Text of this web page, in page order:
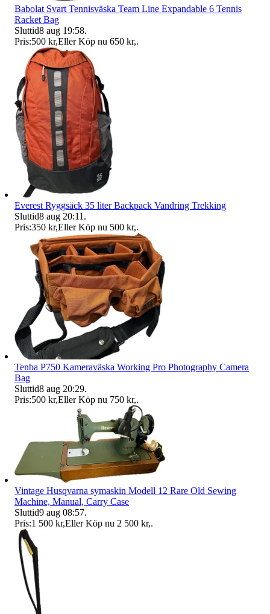
Babolat Svart Tennisväska Team Line Expandable 6 Tennis
Racket Bag
Sluttid8 aug 19:58.
Pris:500 kr,Eller Köp nu 650 kr,.
Everest Ryggsäck 35 liter Backpack Vandring Trekking
Sluttid8 aug 20:11 .
Pris:350 kr,Eller Köp nu 500 kr,.
Tenba P750 Kameraväska Working Pro Photography Camera
Bag
Sluttid8 aug 20:29.
Pris:500 kr,Eller Köp nu 750 kr,.
Vintage Husqvarna symaskin Modell 12 Rare Old Sewing
Machine, Manual, Carry Case
Sluttid9 aug 08:57.
Pris:1 500 kr,Eller Köp nu 2 500 kr,.